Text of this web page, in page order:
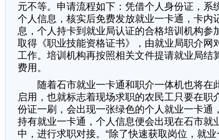
元不等。申请流程如下：凭借个人身份证，系
个人信息，核实后免费发放就业一卡通，卡内
息，个人持卡到就业局认证的合格培训机构参
取得《职业技能资格证书》，由就业局职介网
工作。培训机构再按照相关文件提请就业局结
费用。
随着石市就业一卡通和职介一体机也将在
启用，也就标志着现场求职的农民工只要在职
份证一刷，会出现一张绿色的个人就业一卡通
持有就业一卡通，个人信息便会出现在石市就
中，进行求职对接。“除了快速获取岗位，就